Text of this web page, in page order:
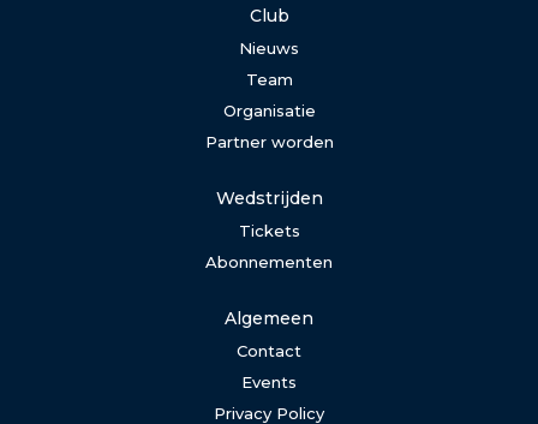
Club
Nieuws
Team
Organisatie
Partner worden
Wedstrijden
Tickets
Abonnementen
Algemeen
Contact
Events
Privacy Policy